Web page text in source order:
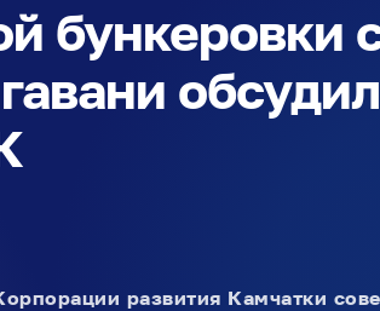
бункеровки
развития Камчатки